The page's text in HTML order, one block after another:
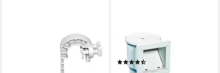
CLEAR POOL
Skimmer
50,72 €